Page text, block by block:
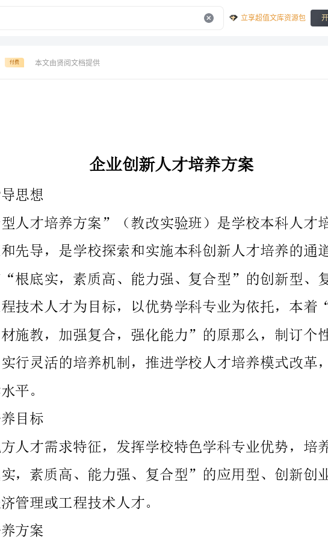
立享超值文库资源包
付费 本文由贤阅文档提供
管理或工程根底理论，充实前沿的学科教学内容；改革课堂教学模
“创新型人才培养方案”（教改实验班）是学校本科人才培养模式
养具有“根底实，素质高、能力强、复合型”的创新型、复合型经
性，因材施教，加强复合，强化能力”的原那么，制订个性化培养
方案，实行灵活的培养机制，推进学校人才培养模式改革，提升学
“根底实，素质高、能力强、复合型”的应用型、创新创业型、复